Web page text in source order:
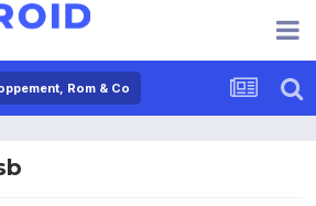
Rom & Co